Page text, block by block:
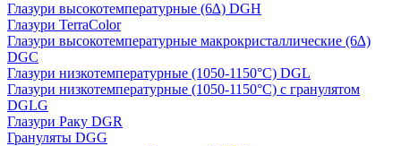
Глазури высокотемпературные (6∆) DGH
Глазури TerraColor
Глазури высокотемпературные макрокристаллические (6∆)
DGC
Глазури низкотемпературные (1050-1150°С) DGL
Глазури низкотемпературные (1050-1150°С) с гранулятом
DGLG
Глазури Раку DGR
Грануляты DGG